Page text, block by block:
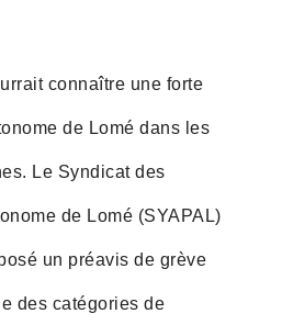
connaître une forte
de Lomé dans les
Le Syndicat des
de Lomé (SYAPAL)
un préavis de grève
des catégories de